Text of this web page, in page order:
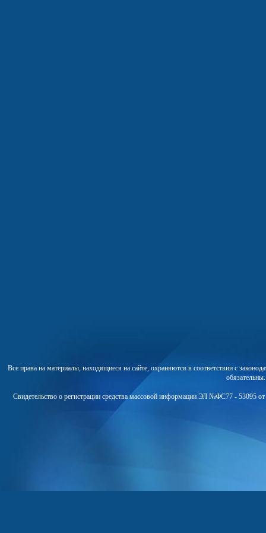
Все права на материалы, находящиеся на сайте, охраняются в соответствии с
Свидетельство о регистрации средства массовой информации ЭЛ №ФС77 - 53095